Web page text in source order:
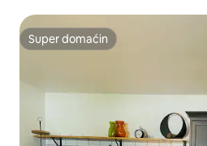
Super domaćin
Super domaćin